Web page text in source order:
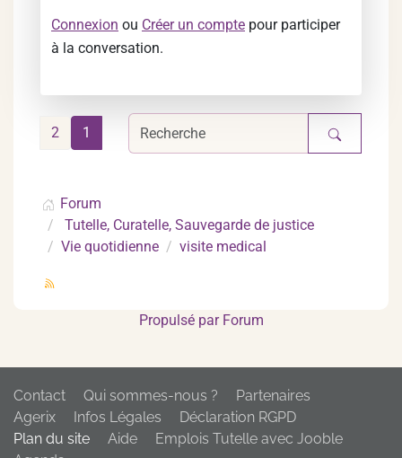
Connexion ou Créer un compte pour participer
à la conversation.
1
2
Forum
Tutelle, Curatelle, Sauvegarde de justice
Vie quotidienne
visite medical
Propulsé par Forum
Contact Qui sommes-nous ?
Partenaires
Agerix
Infos Légales
Déclaration RGPD
Plan du site
Aide
Emplois Tutelle avec Jooble